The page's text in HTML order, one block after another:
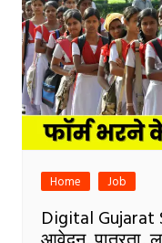
Home Job
Digital Gujarat